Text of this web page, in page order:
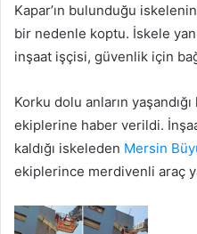
Kapar’ın bulunduğu
bir nedenle koptu. İskele
inşaat işçisi, güvenlik için
Korku dolu anların
ekiplerine haber verildi.
kaldığı iskeleden Mersin
ekiplerince merdivenli araç